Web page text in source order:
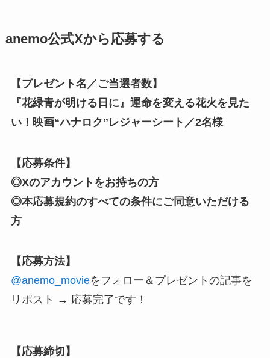
anemo公式Xから応募する
【プレゼント名／ご当選者数】
『花緑青が明ける日に』運命を変える花火を見た
い！映画“ハナロク”レジャーシート／2名様
【応募条件】
◎Xのアカウントをお持ちの方
◎本応募規約のすべての条件にご同意いただける
方
【応募方法】
@anemo_movieをフォロー ＆プレゼントの記事を
リポスト → 応募完了です！
【応募締切】